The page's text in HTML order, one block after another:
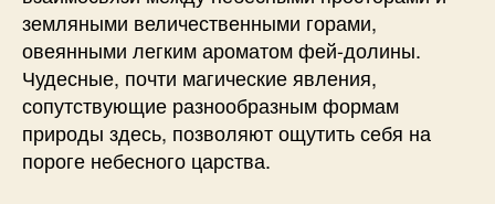
земляными величественными горами,
овеянными легким ароматом фей-долины.
Чудесные, почти магические явления,
сопутствующие разнообразным формам
природы здесь, позволяют ощутить себя на
пороге небесного царства.